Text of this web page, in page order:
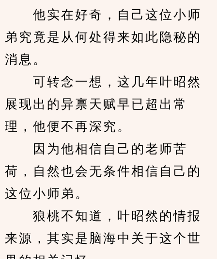
他实在好奇，自己这位小师
弟究竟是从何处得来如此隐秘的
消息。
可转念一想，这几年叶昭然
展现出的异禀天赋早已超出常
理，他便不再深究。
因为他相信自己的老师苦
荷，自然也会无条件相信自己的
这位小师弟。
狼桃不知道，叶昭然的情报
来源，其实是脑海中关于这个世